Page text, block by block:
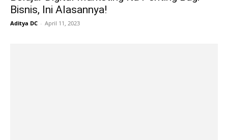
Bisnis, Ini Alasannya!
Aditya DC - April 11, 2023